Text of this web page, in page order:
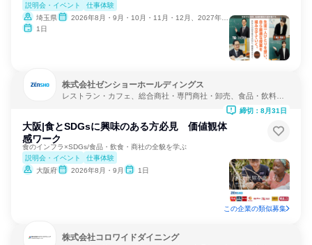
説明会・イベント
仕事体験
埼玉県
2026年8月・9月・10月・11月・12月、2027年1月・2月
1日
株式会社ゼンショーホールディングス
レストラン・カフェ、総合商社・専門商社・卸売、食品・飲料メ
大阪|食とSDGsに興味のある方必見 価値観体
感ワーク
食のインフラ×SDGs/食品・飲食・商社の全貌を学ぶ
説明会・イベント
仕事体験
大阪府
2026年8月・9月 1日
締切：8月31日
この企業の類似募集
株式会社コロワイドダイニング